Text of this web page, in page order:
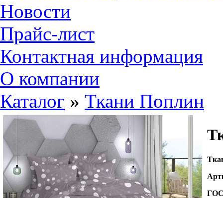
Новости
Прайс-лист
Контактная информация
О компании
Каталог » Ткани Поплин
Т